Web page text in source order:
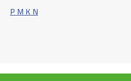
P M K N